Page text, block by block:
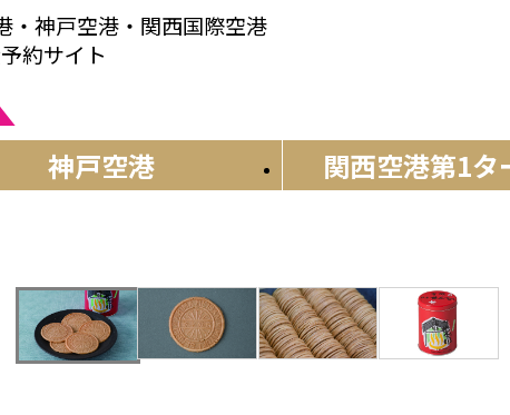
・神戸空港・関西国際空港
約サイト
神戸空港 関西空港第1タ